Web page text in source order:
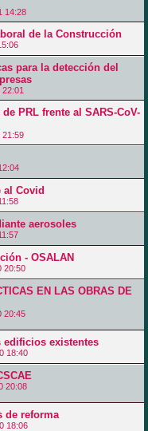
14:28
de la Construcción
para la detección del
PRL frente al SARS-CoV-
21:59
al Covid
aerosoles
- OSALAN
20:50
EN LAS OBRAS DE
20:45
edificios existentes
18:40
20:08
de reforma
18:06